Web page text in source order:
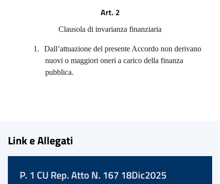
Art. 2
Clausola di invarianza finanziaria
1.
Dall’attuazione del presente Accordo non derivano
nuovi o maggiori oneri a carico della finanza
pubblica.
Link e Allegati
P. 1 CU Rep. Atto N. 167 18Dic2025